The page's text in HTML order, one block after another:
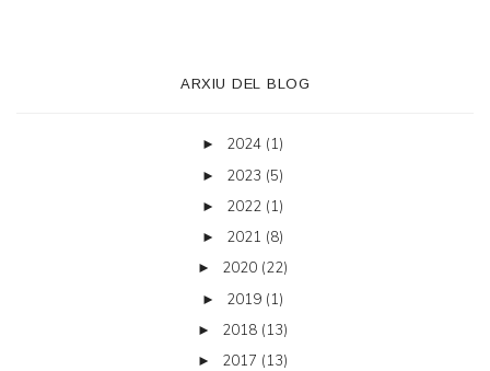
ARXIU DEL BLOG
► 2024 (1)
► 2023 (5)
► 2022 (1)
► 2021 (8)
► 2020 (22)
► 2019 (1)
► 2018 (13)
► 2017 (13)